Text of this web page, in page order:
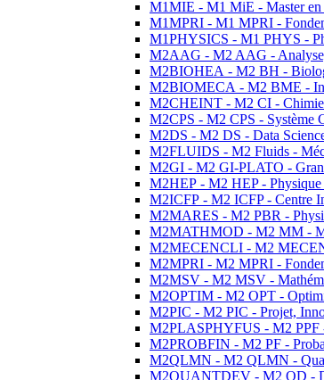
M1MIE - M1 MiE - Master en
M1MPRI - M1 MPRI -
M1PHYSICS - M1 PHYS -
M2AAG - M2 AAG -
M2BIOHEA - M2 BH -
M2BIOMECA - M2 BME -
M2CHEINT - M2 CI - Chimie
M2CPS - M2 CPS - Système
M2DS - M2 DS - Data
M2FLUIDS - M2 Fluids -
M2GI - M2 GI-PLATO -
M2HEP - M2 HEP - Physique
M2ICFP - M2 ICFP - Centre
M2MARES - M2 PBR -
M2MATHMOD - M2 MM -
M2MECENCLI - M2
M2MPRI - M2 MPRI -
M2MSV - M2 MSV -
M2OPTIM - M2 OPT -
M2PIC - M2 PIC - Projet,
M2PLASPHYFUS - M2 PPF -
M2PROBFIN - M2 PF -
M2QLMN - M2 QLMN -
M2QUANTDEV - M2 QD -